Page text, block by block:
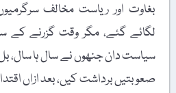
بغاوت اور ریاست مخالف
لگائے گئے، مگر وقت گزرنے کے
سیاست دان جنھوں نے سال ہا سال،
صعوبتیں برداشت کیں، بعد ازاں